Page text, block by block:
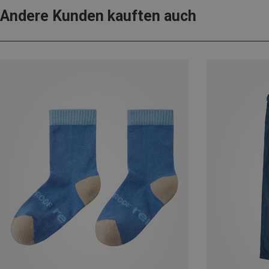
Andere Kunden kauften auch